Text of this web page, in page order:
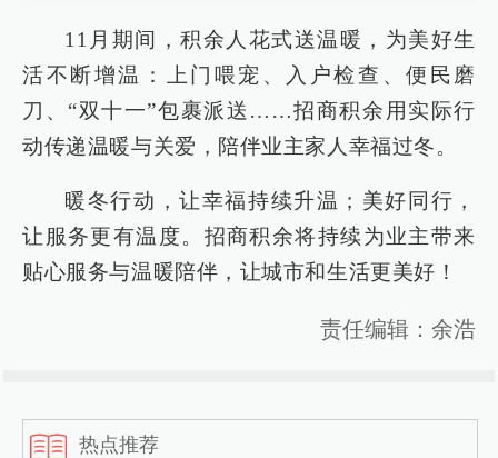
11月期间，积余人花式送温暖，为美好生
活不断增温：上门喂宠、入户检查、便民磨
刀、“双十一”包裹派送……招商积余用实际行
动传递温暖与关爱，陪伴业主家人幸福过冬。
暖冬行动，让幸福持续升温；美好同行，
让服务更有温度。招商积余将持续为业主带来
贴心服务与温暖陪伴，让城市和生活更美好！
责任编辑：余浩
热点推荐